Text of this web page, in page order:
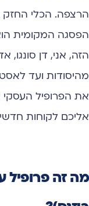
הרצפה. הכלי החזק
הפסגה המקומית
הזה, אני, דן
מהיסודות ועד
את הפרופיל
אליכם לקוחות
מה זה פרופיל